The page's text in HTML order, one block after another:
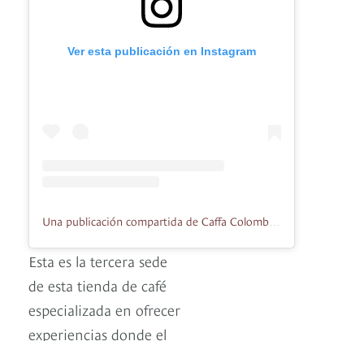
Ver esta publicación en Instagram
Esta es la tercera sede
de esta tienda de café
especializada en ofrecer
experiencias donde el